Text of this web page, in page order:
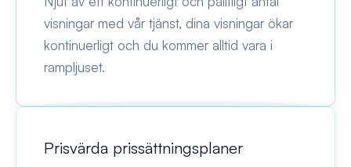
visningar med vår tjänst, dina visningar ökar
kontinuerligt och du kommer alltid vara i
rampljuset.
Prisvärda prissättningsplaner